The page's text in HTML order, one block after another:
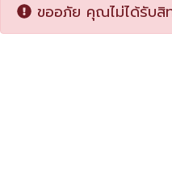
ขออภัย คุณไม่ได้รับสิ